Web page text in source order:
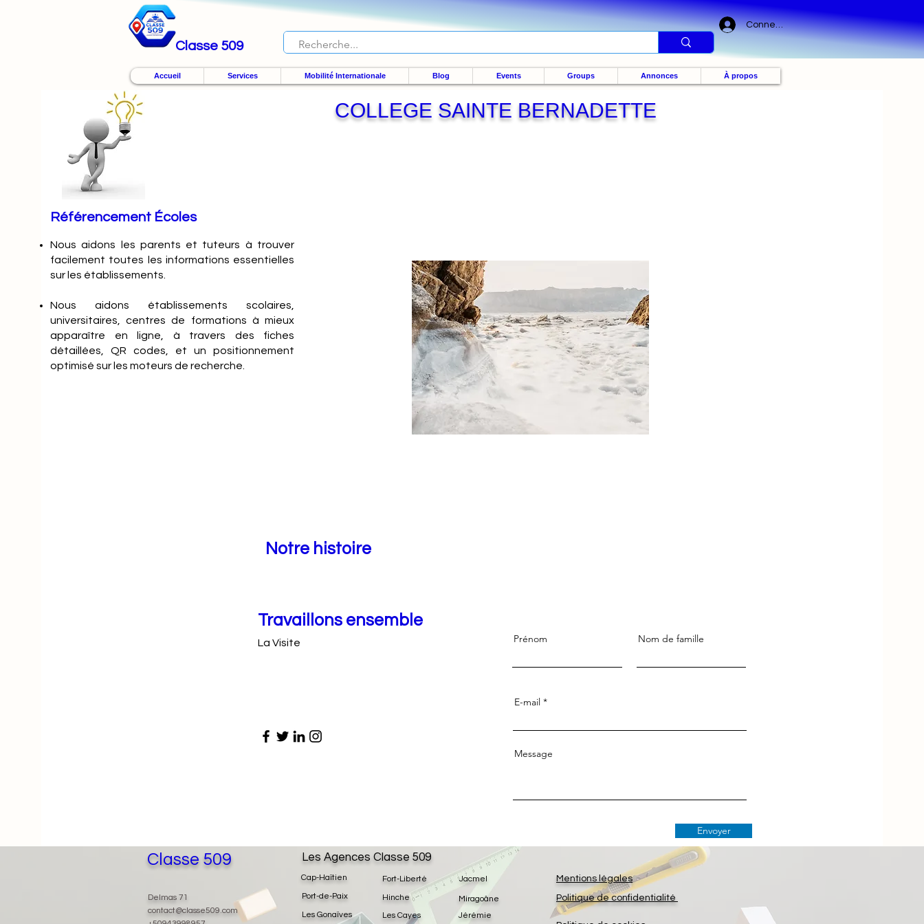
Classe 509
Connexion
Accueil Services Mobilité Internationale Blog Events Groups Annonces À propos
Référencement Écoles
Nousaidons les parents et tuteurs à trouver
facilement toutes les informations essentielles
sur les établissements.
Nous aidons établissements scolaires,
universitaires, centres de formations à mieux
apparaître en ligne, à travers des fiches
détaillées, QR codes, et un positionnement
optimisé sur les moteurs de recherche.
COLLEGE SAINTE BERNADETTE
Notre histoire
Travaillons ensemble
La Visite Prénom Nom de famille
E-mail
Message
Envoyer
Classe 509
Delmas 71
contact@classe509.com
Fort-Liberté
Hinche
Les Cayes
Jacmel
Jérémie
Miragoâne
Les Agences Classe 509
Cap-Haïtien
Port-de-Paix
Les Gonaïves
Mentions légales
Politique de confidentialité